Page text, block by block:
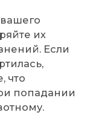
их
Если
что
попадании